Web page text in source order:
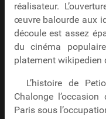
réalisateur.
œuvre balourde aux
découle est assez
du cinéma
platement wikipedien
L’histoire de
Chalonge
Paris sous